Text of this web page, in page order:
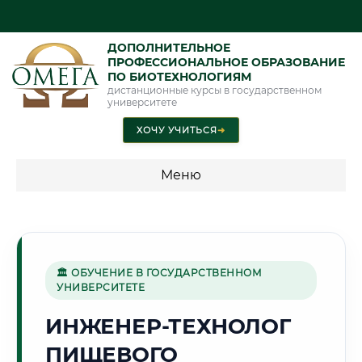
ДОПОЛНИТЕЛЬНОЕ
ПРОФЕССИОНАЛЬНОЕ ОБРАЗОВАНИЕ
ПО БИОТЕХНОЛОГИЯМ
дистанционные курсы в государственном
университете
ХОЧУ УЧИТЬСЯ➜
Меню
🏛️
Г. МОСКВА
🏛 ОБУЧЕНИЕ В ГОСУДАРСТВЕННОМ
УНИВЕРСИТЕТЕ
ИНЖЕНЕР-ТЕХНОЛОГ
ПИЩЕВОГО